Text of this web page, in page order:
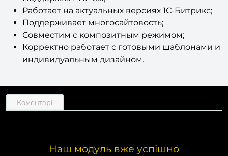
Поддерживает многосайтовость;
Совместим с композитным режимом;
Корректно работает с готовыми шаблонами и
индивидуальным дизайном.
Коментарі
використовують на наших проектах